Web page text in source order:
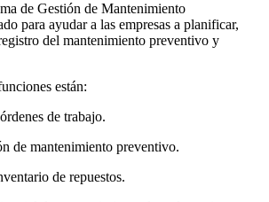
de Gestión de Mantenimiento
para ayudar a las empresas a planificar,
del mantenimiento preventivo y
están:
de trabajo.
de mantenimiento preventivo.
de repuestos.